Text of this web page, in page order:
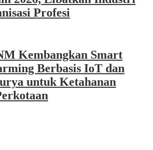
Profesi
Kembangkan Smart
Berbasis IoT dan
untuk Ketahanan